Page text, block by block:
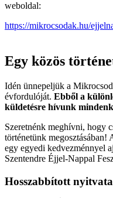
weboldal:
https://mikrocsodak.hu/
Egy közös
Idén ünnepeljük a
évfordulóját. Ebből a
küldetésre hívunk
Szeretnénk meghívni, hogy
történetünk megosztásában!
egy egyedi kedvezménnyel
Szentendre Éjjel-Nappal
Hosszabbított